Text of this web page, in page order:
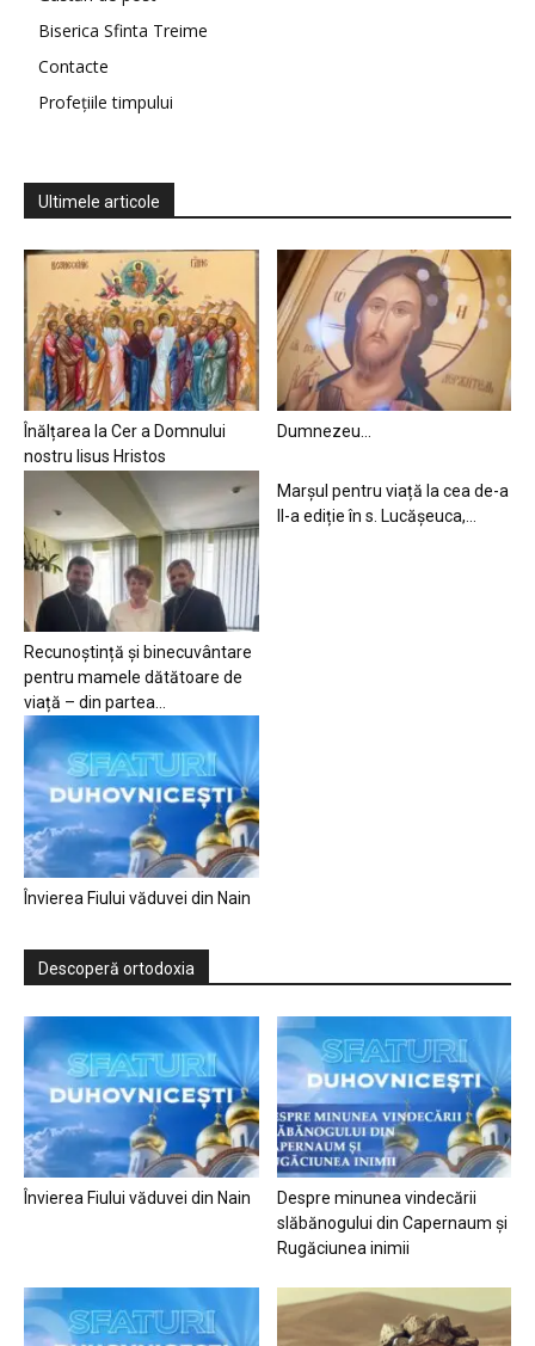
Biserica Sfinta Treime
Contacte
Profețiile timpului
Ultimele articole
Înălțarea la Cer a Domnului
nostru Iisus Hristos
Dumnezeu…
Recunoștință și binecuvântare
pentru mamele dătătoare de
viață – din partea...
Marșul pentru viață la cea de-a
II-a ediție în s. Lucășeuca,...
Învierea Fiului văduvei din Nain
Descoperă ortodoxia
Învierea Fiului văduvei din Nain
Despre minunea vindecării
slăbănogului din Capernaum și
Rugăciunea inimii